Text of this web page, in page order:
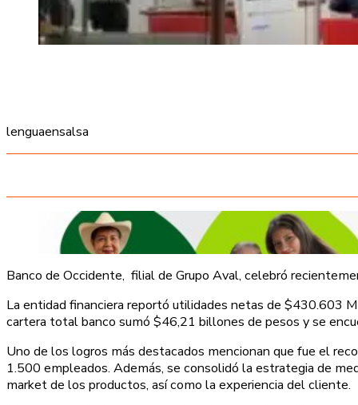
lenguaensalsa
Banco de Occidente, filial de Grupo Aval, celebró
La entidad financiera reportó utilidades netas de $430.603
cartera total banco sumó $46,21 billones de pesos y se
Uno de los logros más destacados mencionan que fue el
1.500 empleados. Además, se consolidó la estrategia de
market de los productos, así como la experiencia del cliente.